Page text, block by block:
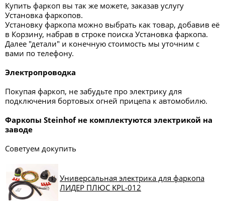
Купить фаркоп вы так же можете, заказав услугу
Установка фаркопов.
Установку фаркопа можно выбрать как товар, добавив её
в Корзину, набрав в строке поиска Установка фаркопа.
Далее "детали" и конечную стоимость мы уточним с
вами по телефону.
Электропроводка
Покупая фаркоп, не забудьте про электрику для
подключения бортовых огней прицепа к автомобилю.
Фаркопы Steinhofне комплектуются электрикой на
заводе
Советуем докупить
Универсальная электрика для фаркопа
ЛИДЕР ПЛЮС KPL-012